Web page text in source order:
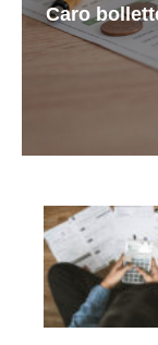
Caro